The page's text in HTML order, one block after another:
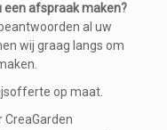
een afspraak maken?
al uw
wij graag langs om
op maat.